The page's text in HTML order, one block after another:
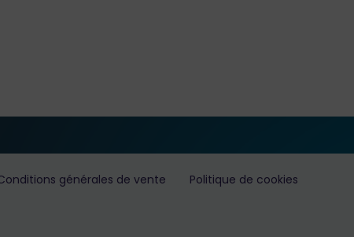
générales de vente Politique de cookies